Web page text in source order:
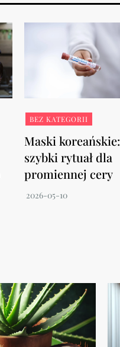
BEZ KATEGORII
Maski koreańskie:
szybki rytuał dla
promiennej cery